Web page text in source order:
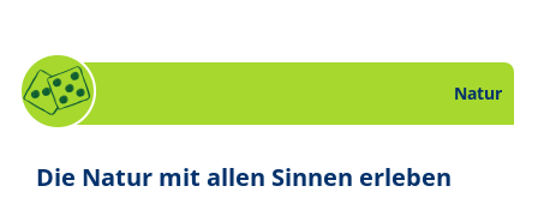
Natur
Die Natur mit allen Sinnen erleben